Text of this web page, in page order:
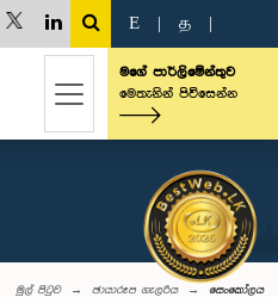
E த
මගේ පාර්ලිමේන්තුව
මෙතැනින් පිවිසෙන්න
මුල් පිටුව ඡායාරූප ගැලරිය සෙංකෝලය